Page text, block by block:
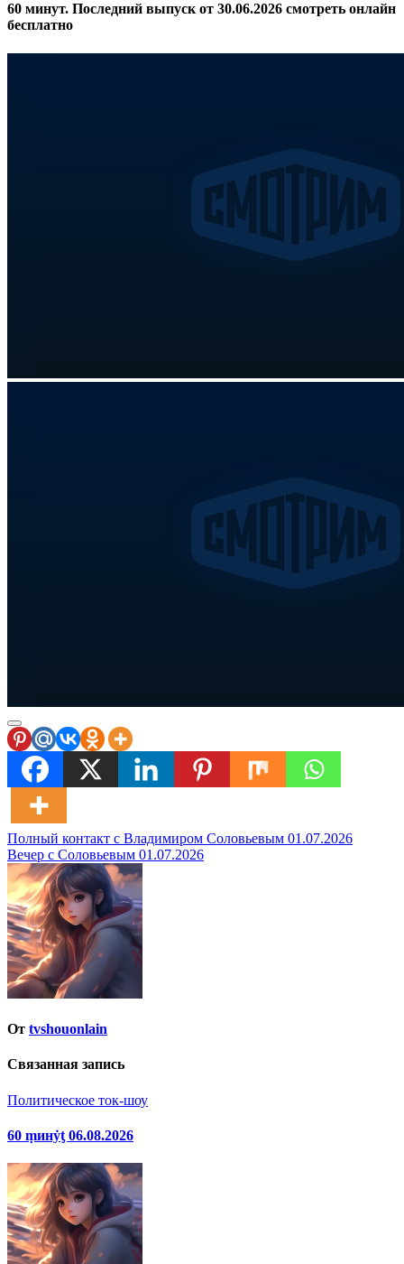
60 минут. Последний выпуск от 30.06.2026 смотреть онлайн
бесплатно
Навигация
по
записям
Полный контакт с Владимиром Соловьевым 01.07.2026
Вечер с Соловьевым 01.07.2026
От tvshouonlain
Связанная запись
Политическое ток-шоу
60 ṃинẏƫ 06.08.2026